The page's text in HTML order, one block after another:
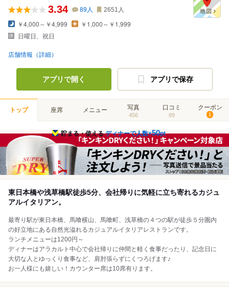
3.34 89人 2651 人
￥4,000～￥4,999
￥1,000～￥1,999
日曜日、祝日
店舗情報（詳細）
アプリで開く アプリで保存
トップ 座席 メニュー 写真
456
口コミ
89
クーポン
1
貯まる・使えるディナーで人数×50pt
東日本橋や浅草橋駅徒歩5分、会社帰りに気軽に立ち寄れるカジュ
アルイタリアン。
最寄り駅が東日本橋、馬喰横山、馬喰町、浅草橋の４つの駅が徒歩５分圏内
の好立地にある自然光溢れるカジュアルイタリアレストランです。
ランチメニューは1200円～
ディナーはアラカルト中心で会社帰りに仲間と軽く食事だったり、記念日に
大切な人とゆっくり食事など、肩肘張らずにくつろげます♪
お一人様にも嬉しい！カウンター席は10席有ります。